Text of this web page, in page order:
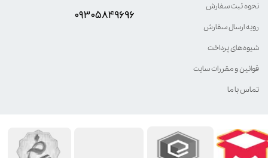
نحوه ثبت سفارش
رویه ارسال سفارش
شیوه‌های پرداخت
قوانین و مقررات سایت
تماس با ما
۰۹۳۰۵8۴9696